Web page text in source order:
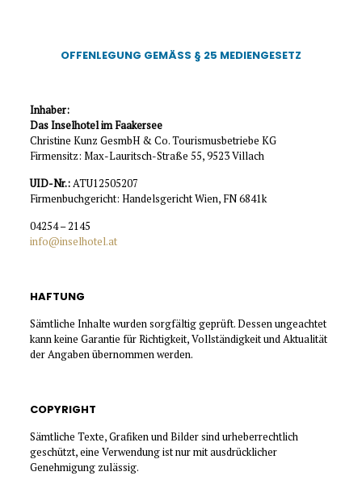
OFFENLEGUNG GEMÄSS § 25 MEDIENGESETZ
Inhaber:
Das Inselhotel im Faakersee
Christine Kunz GesmbH & Co. Tourismusbetriebe KG
Firmensitz: Max-Lauritsch-Straße 55, 9523 Villach
UID-Nr.:ATU12505207
Firmenbuchgericht: Handelsgericht Wien, FN 6841k
04254 – 2145
info@inselhotel.at
HAFTUNG
Sämtliche Inhalte wurden sorgfältig geprüft. Dessen ungeachtet
kann keine Garantie für Richtigkeit, Vollständigkeit und Aktualität
der Angaben übernommen werden.
COPYRIGHT
Sämtliche Texte, Grafiken und Bilder sind urheberrechtlich
geschützt, eine Verwendung ist nur mit ausdrücklicher
Genehmigung zulässig.